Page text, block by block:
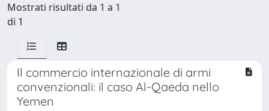
Mostrati risultati da 1 a 1
di 1
Il commercio internazionale di armi
convenzionali: il caso Al-Qaeda nello
Yemen